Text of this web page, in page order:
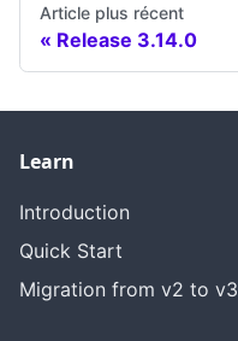
Article plus récent
Release 3.14.0
Learn
Introduction
Quick Start
Migration from v2 to v3